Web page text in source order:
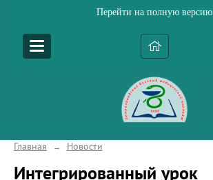
Перейти на полную версию
Главная → Новости
Интегрированный урок